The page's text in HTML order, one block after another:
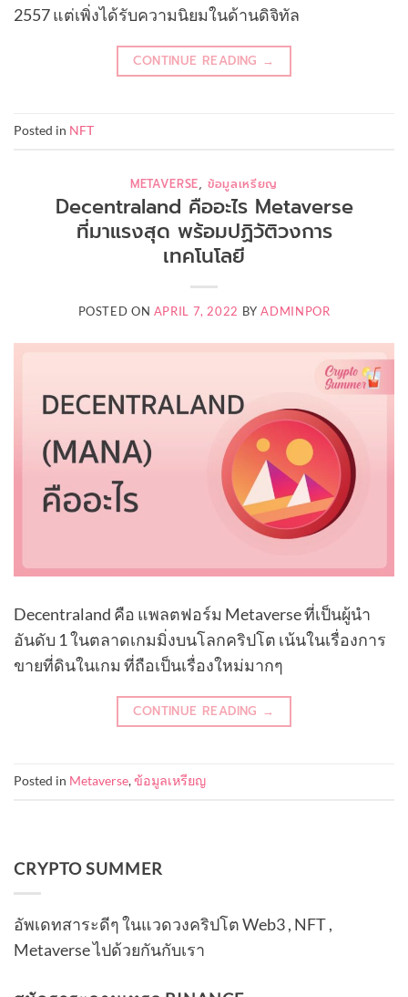
2557 แต่เพิ่งได้รับความนิยมในด้านดิจิทัล
CONTINUE READING →
Posted in NFT
METAVERSE,ข้อมูลเหรียญ
Decentraland คืออะไร Metaverse
ที่มาแรงสุด พร้อมปฏิวัติวงการ
เทคโนโลยี
POSTED ON APRIL 7, 2022 BYADMINPOR
Decentraland คือ แพลตฟอร์ม Metaverse ที่เป็นผู้นำ
อันดับ 1 ในตลาดเกมมิ่งบนโลกคริปโต เน้นในเรื่องการ
ขายที่ดินในเกม ที่ถือเป็นเรื่องใหม่มากๆ
CONTINUE READING →
Posted in Metaverse,ข้อมูลเหรียญ
CRYPTO SUMMER
อัพเดทสาระดีๆ ในแวดวงคริปโต Web3 , NFT ,
Metaverse ไปด้วยกันกับเรา